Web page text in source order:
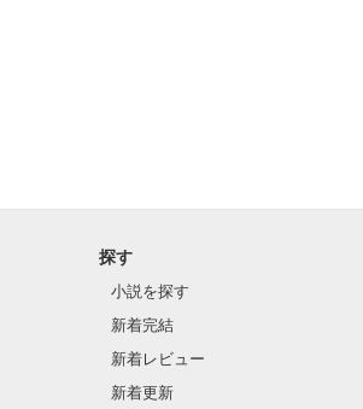
探す
小説を探す
新着完結
新着レビュー
新着更新